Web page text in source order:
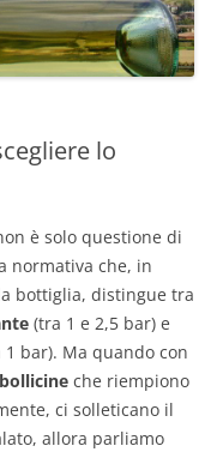
lo
è solo questione di
normativa che, in
bottiglia, distingue tra
(tra 1 e 2,5 bar) e
bar). Ma quando con
bollicine che riempiono
ci solleticano il
allora parliamo